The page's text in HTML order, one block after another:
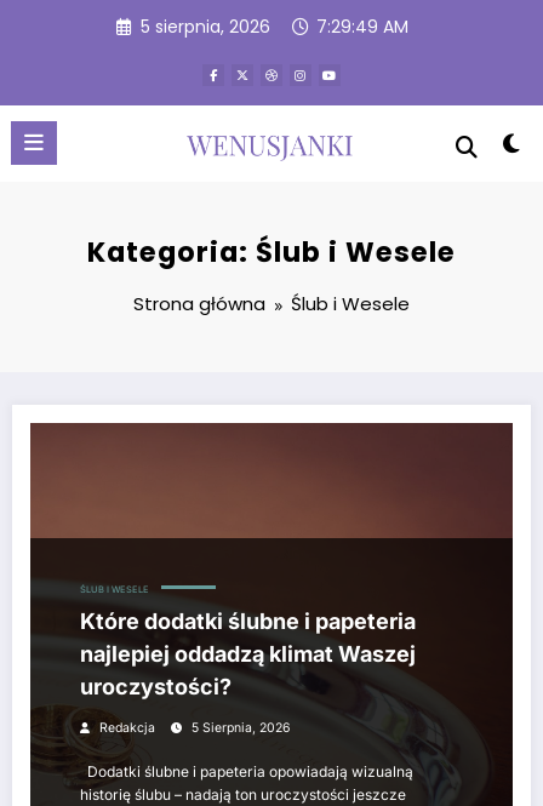
5 sierpnia, 2026 7:29:51 AM
Kategoria: Ślub i Wesele
Strona główna Ślub i Wesele
ŚLUB I WESELE
Które dodatki ślubne i papeteria
najlepiej oddadzą klimat Waszej
uroczystości?
Redakcja 5 Sierpnia, 2026
Dodatki ślubne i papeteria opowiadają wizualną
historię ślubu – nadają ton uroczystości jeszcze